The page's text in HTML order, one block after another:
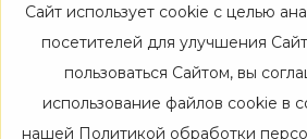
Магазин
Каталог
Дизайнерам
Сайт использует cookie с целью
посетителей для улучшения
пользоваться Сайтом, вы
использование файлов cookie в
нашей Политикой обработки